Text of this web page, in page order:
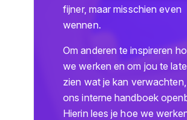
fijner, maar misschien even
wennen.
Om anderen te inspireren
we werken en om jou te
zien wat je kan
ons interne handboek
Hierin lees je hoe we